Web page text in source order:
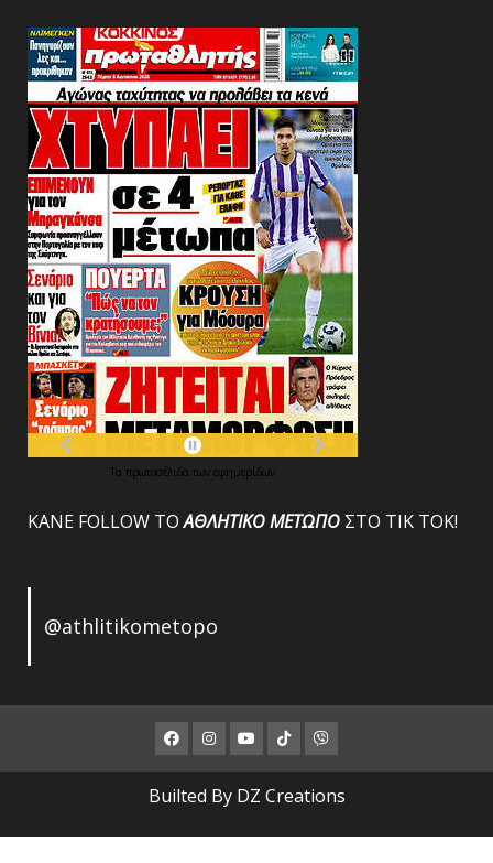
Τα πρωτοσέλιδα των εφημερίδων
ΚΑΝΕ FOLLOW ΤΟΑΘΛΗΤΙΚΟΜΕΤΩΠΟ ΣΤΟ ΤΙΚ ΤΟΚ!
@athlitikometopo
Facebook
Instagram
Youtube
ΤΙΚ
ΤΟΚ
Viber
Builted By DZ Creations